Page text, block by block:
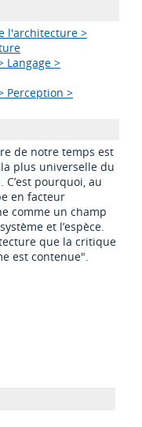
l'architecture >
Langage >
Perception >
de notre temps est
plus universelle du
C’est pourquoi, au
en facteur
comme un champ
et l’espèce.
que la critique
est contenue".